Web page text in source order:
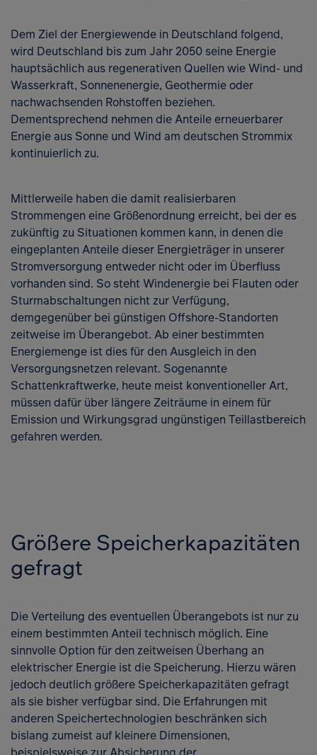
Dem Ziel der Energiewende in Deutschland folgend,
wird Deutschland bis zum Jahr 2050 seine Energie
hauptsächlich aus regenerativen Quellen wie Wind- und
Wasserkraft, Sonnenenergie, Geothermie oder
nachwachsenden Rohstoffen beziehen.
Dementsprechend nehmen die Anteile erneuerbarer
Energie aus Sonne und Wind am deutschen Strommix
kontinuierlich zu.
Mittlerweile haben die damit realisierbaren
Strommengen eine Größenordnung erreicht, bei der es
zukünftig zu Situationen kommen kann, in denen die
eingeplanten Anteile dieser Energieträger in unserer
Stromversorgung entweder nicht oder im Überfluss
vorhanden sind. So steht Windenergie bei Flauten oder
Sturmabschaltungen nicht zur Verfügung,
demgegenüber bei günstigen Offshore-Standorten
zeitweise im Überangebot. Ab einer bestimmten
Energiemenge ist dies für den Ausgleich in den
Versorgungsnetzen relevant. Sogenannte
Schattenkraftwerke, heute meist konventioneller Art,
müssen dafür über längere Zeiträume in einem für
Emission und Wirkungsgrad ungünstigen Teillastbereich
gefahren werden.
Größere Speicherkapazitäten
gefragt
Die Verteilung des eventuellen Überangebots ist nur zu
einem bestimmten Anteil technisch möglich. Eine
sinnvolle Option für den zeitweisen Überhang an
elektrischer Energie ist die Speicherung. Hierzu wären
jedoch deutlich größere Speicherkapazitäten gefragt
als sie bisher verfügbar sind. Die Erfahrungen mit
anderen Speichertechnologien beschränken sich
bislang zumeist auf kleinere Dimensionen,